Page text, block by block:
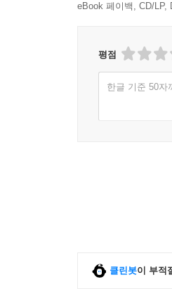
eBook 페이백, CD/
평점
한글 기준 50자
클린봇이 부적